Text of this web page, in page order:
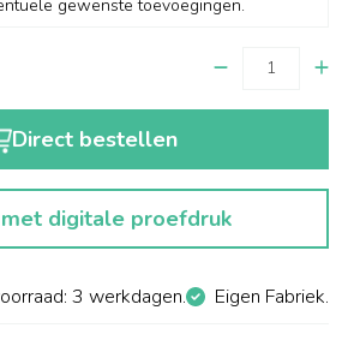
Direct bestellen
digitale proefdruk
3 werkdagen. Eigen Fabriek.